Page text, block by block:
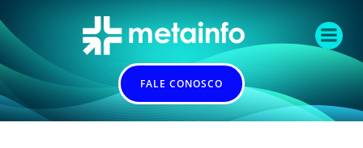
para
o
conteúdo
FALE CONOSCO